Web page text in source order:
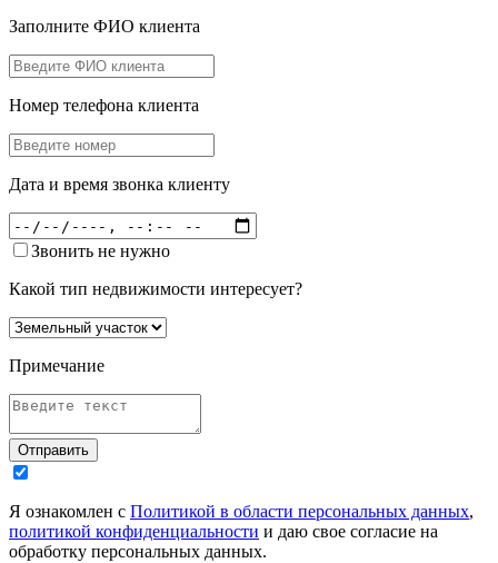
Заполните ФИО клиента
Номер телефона клиента
Дата и время звонка клиенту
Звонить не нужно
Какой тип недвижимости интересует?
Примечание
Отправить
Я ознакомлен с Политикой в области персональных данных,
политикой конфиденциальности и даю свое согласие на
обработку персональных данных.